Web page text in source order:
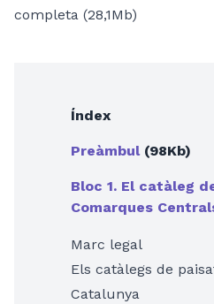
completa (28,1Mb)
Índex
Preàmbul(98Kb)
Bloc 1. El catàleg
Comarques
Marc legal
Els catàlegs de
Catalunya